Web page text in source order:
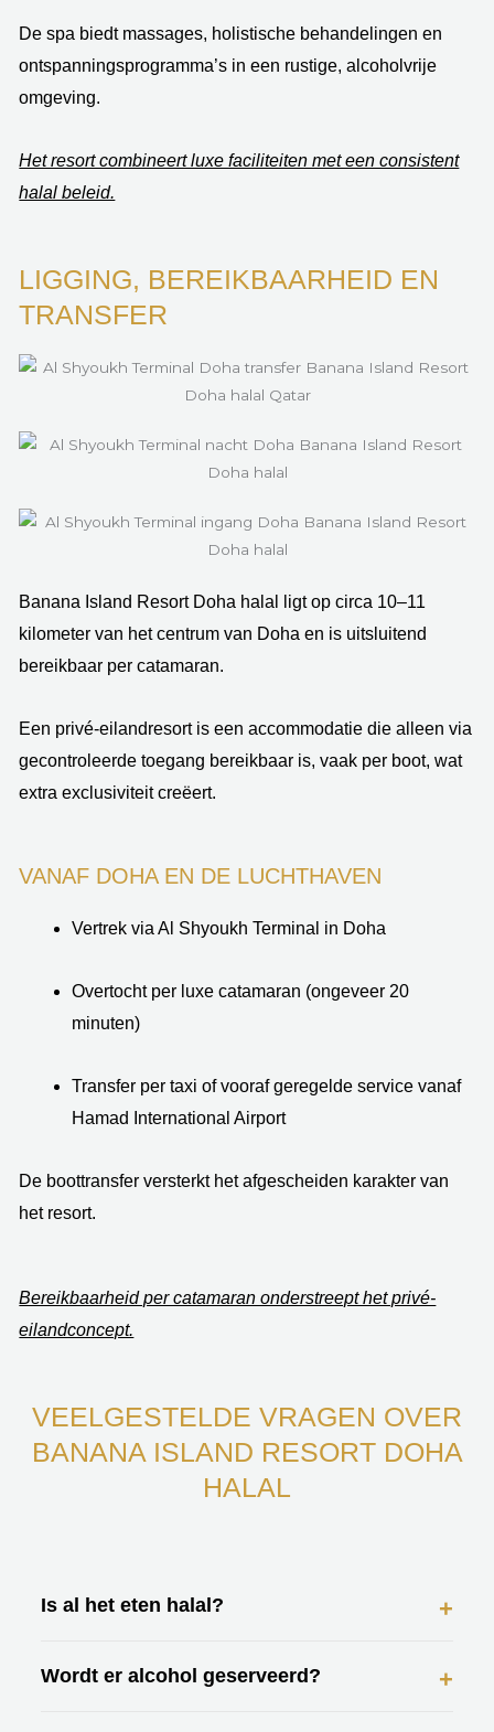
De spa biedt massages, holistische behandelingen en
ontspanningsprogramma’s in een rustige, alcoholvrije
omgeving.
Het resort combineert luxe faciliteiten met een consistent
halal beleid.
LIGGING, BEREIKBAARHEID EN
TRANSFER
Banana Island Resort Doha halal ligt op circa 10–11
kilometer van het centrum van Doha en is uitsluitend
bereikbaar per catamaran.
Een privé-eilandresort is een accommodatie die alleen via
gecontroleerde toegang bereikbaar is, vaak per boot, wat
extra exclusiviteit creëert.
VANAF DOHA EN DE LUCHTHAVEN
Vertrek via Al Shyoukh Terminal in Doha
Overtocht per luxe catamaran (ongeveer 20
minuten)
Transfer per taxi of vooraf geregelde service vanaf
Hamad International Airport
De boottransfer versterkt het afgescheiden karakter van
het resort.
Bereikbaarheid per catamaran onderstreept het privé-
eilandconcept.
VEELGESTELDE VRAGEN OVER
BANANA ISLAND RESORT DOHA
HALAL
Is al het eten halal?
Wordt er alcohol geserveerd?